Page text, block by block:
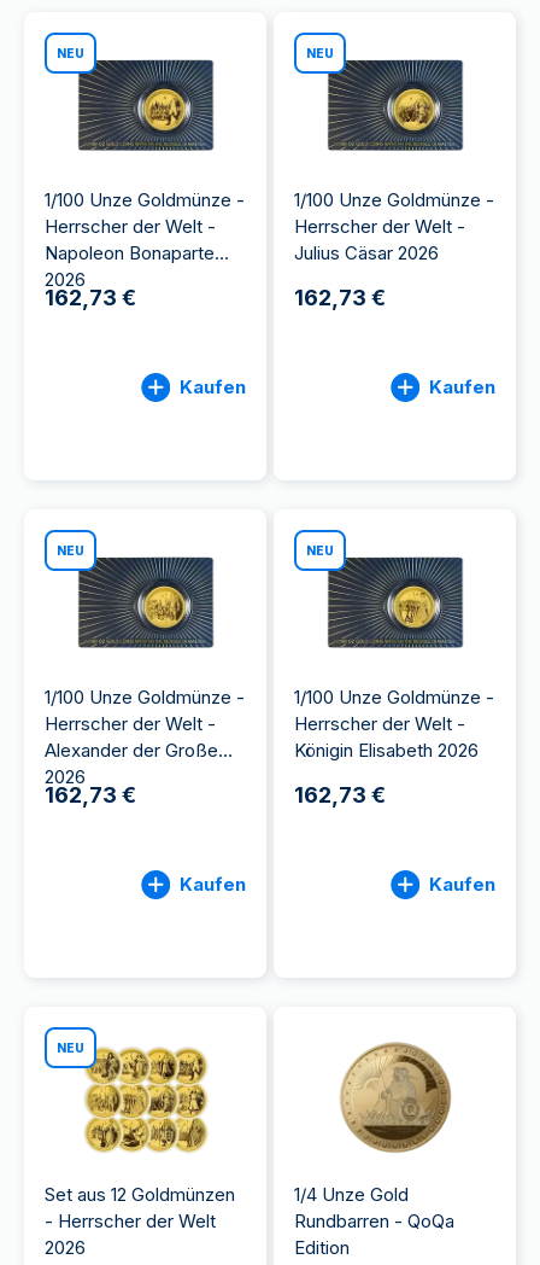
NEU
1/100 Unze Goldmünze -
Herrscher der Welt -
Napoleon Bonaparte
2026
162,73 €
Kaufen
NEU
1/100 Unze Goldmünze -
Herrscher der Welt -
Julius Cäsar 2026
162,73 €
Kaufen
NEU
1/100 Unze Goldmünze -
Herrscher der Welt -
Alexander der Große
2026
162,73 €
Kaufen
NEU
1/100 Unze Goldmünze -
Herrscher der Welt -
Königin Elisabeth 2026
162,73 €
Kaufen
NEU
Set aus 12 Goldmünzen
- Herrscher der Welt
2026
1/4 Unze Gold
Rundbarren - QoQa
Edition